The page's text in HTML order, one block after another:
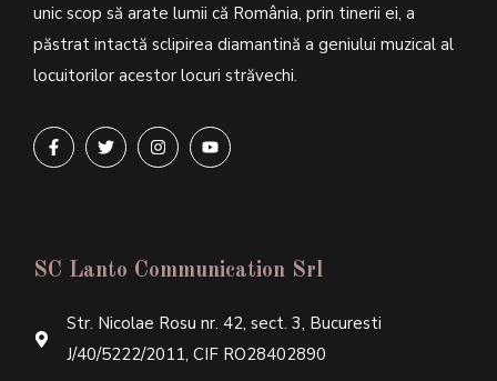
unic scop să arate lumii că România, prin tinerii ei, a
păstrat intactă sclipirea diamantină a geniului muzical al
locuitorilor acestor locuri străvechi.
SC Lanto Communication Srl
Str. Nicolae Rosu nr. 42, sect. 3, Bucuresti
J/40/5222/2011, CIF RO28402890